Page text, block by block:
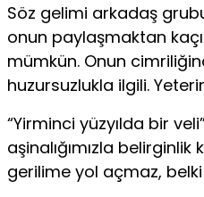
Söz gelimi arkadaş
onun paylaşmaktan
mümkün. Onun
huzursuzlukla ilgili.
“Yirminci yüzyılda bir
aşinalığımızla
gerilime yol açmaz,